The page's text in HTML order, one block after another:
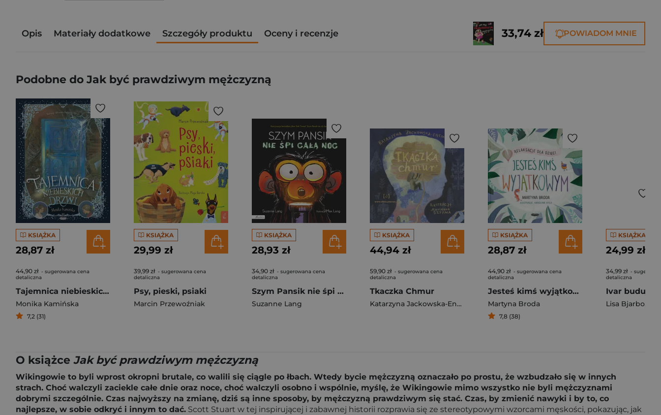
Opis Materiały dodatkowe Szczegóły produktu Oceny i recenzje 33,74 zł POWIADOM MNIE
Podobne do Jak być prawdziwym mężczyzną
KSIĄŻKA
28,87 zł
44,90 zł - sugerowana cena
detaliczna
Tajemnica niebieskich drzwi
Monika Kamińska
7,2 (31)
KSIĄŻKA
29,99 zł
39,99 zł - sugerowana cena
detaliczna
Psy, pieski, psiaki
Marcin Przewoźniak
KSIĄŻKA
28,93 zł
34,90 zł - sugerowana cena
detaliczna
Szym Pansik nie śpi całą noc
Suzanne Lang
KSIĄŻKA
44,94 zł
59,90 zł - sugerowana cena
detaliczna
Tkaczka Chmur
Katarzyna Jackowska-Enemuo
KSIĄŻKA
28,87 zł
44,90 zł - sugerowana cena
detaliczna
Jesteś kimś wyjątkowym. Relaksacje dla dzieci
Martyna Broda
7,8 (38)
KSIĄŻKA
24,99 zł
34,99 zł -
detaliczna
Lisa Bjarbo
O książce Jak być prawdziwym mężczyzną
Wikingowie to byli wprost okropni brutale, co walili się ciągle po łbach. Wtedy bycie mężczyzną oznaczało po prostu, że wzbudzało się w innych
strach. Choć walczyli zaciekle całe dnie oraz noce, choć walczyli osobno i wspólnie, myślę, że Wikingowie mimo wszystko nie byli mężczyznami
dobrymi szczególnie. Czas najwyższy na zmianę, dziś są inne sposoby, by mężczyzną prawdziwym się stać. Czas, by zmienić nawyki i by to, co
najlepsze, w sobie odkryć i innym to dać. Scott Stuart w tej inspirującej i zabawnej historii rozprawia się ze stereotypowymi wzorcami męskości, pokazując, jak